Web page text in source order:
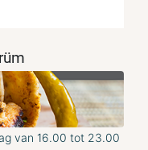
van 16.00 tot 23.00